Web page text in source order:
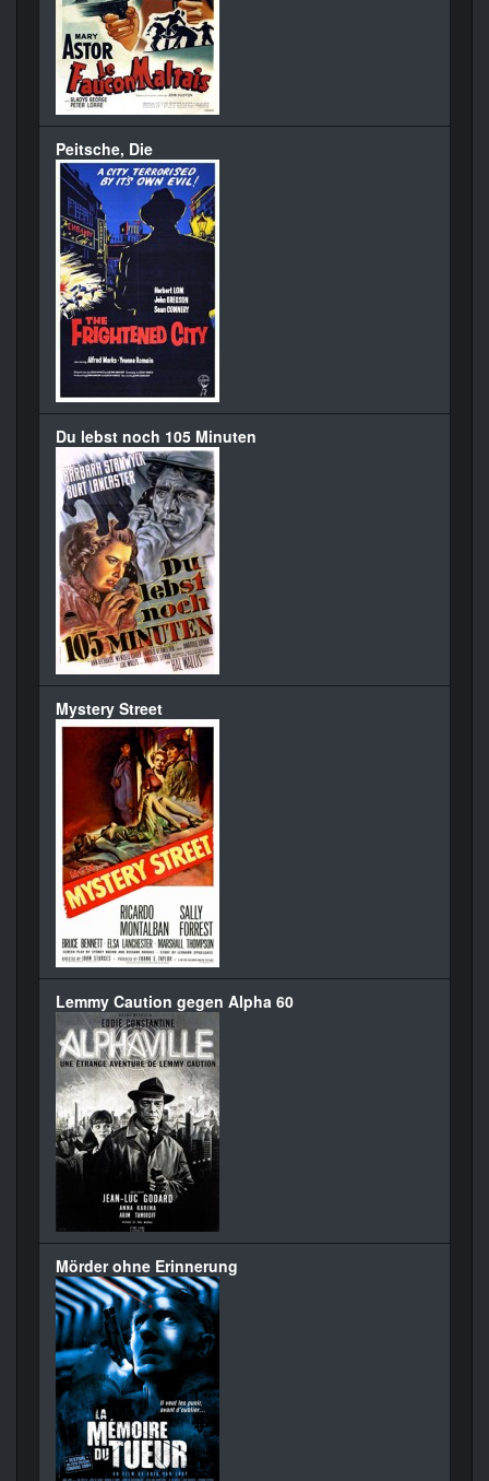
Peitsche, Die
Du lebst noch 105 Minuten
Mystery Street
Lemmy Caution gegen Alpha 60
Mörder ohne Erinnerung